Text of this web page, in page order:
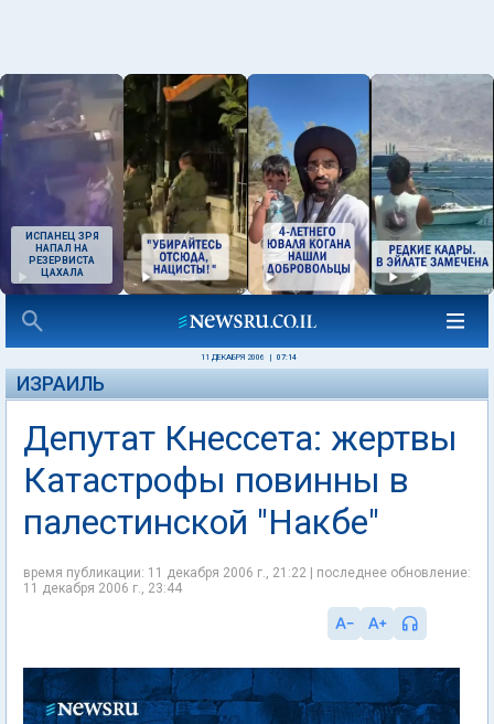
ИСПАНЕЦ ЗРЯ
НАПАЛ НА
РЕЗЕРВИСТА
ЦАХАЛА
11 ДЕКАБРЯ 2006 07:14
ИЗРАИЛЬ
Депутат Кнессета: жертвы
Катастрофы повинны в
палестинской "Накбе"
время публикации: 11 декабря 2006 г., 21:22 | последнее обновление:
11 декабря 2006 г., 23:44